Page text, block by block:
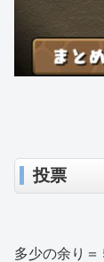
投票
多少の余り＝